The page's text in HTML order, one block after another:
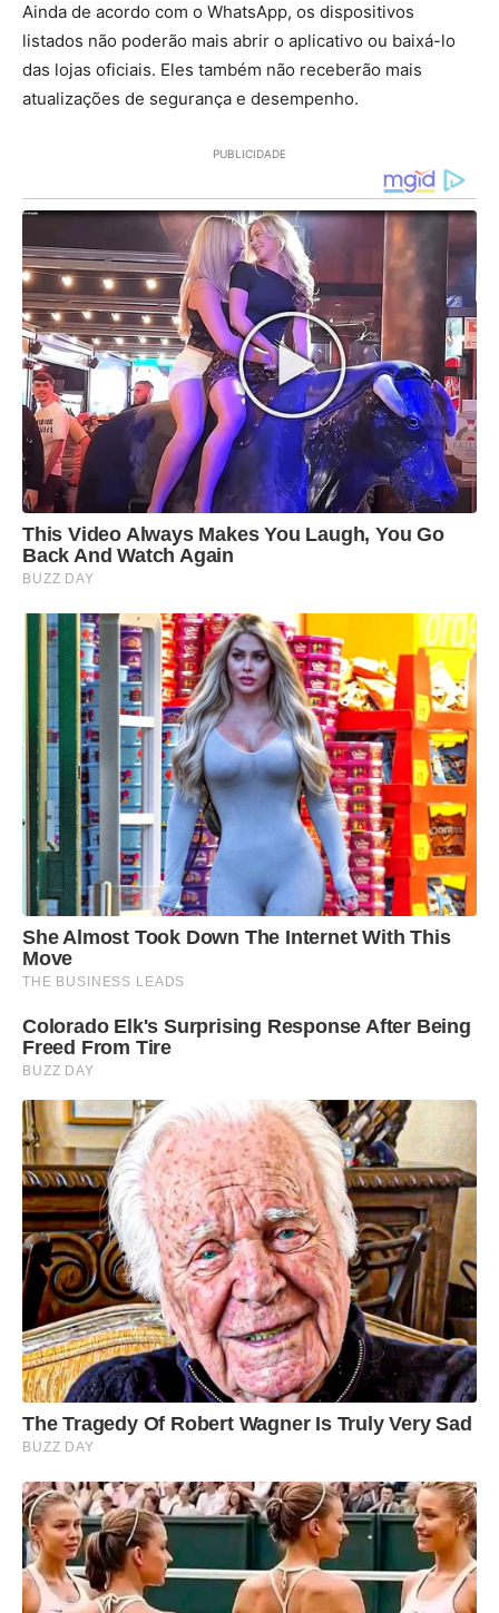
Ainda de acordo com o WhatsApp, os dispositivos
listados não poderão mais abrir o aplicativo ou baixá-lo
das lojas oficiais. Eles também não receberão mais
atualizações de segurança e desempenho.
PUBLICIDADE